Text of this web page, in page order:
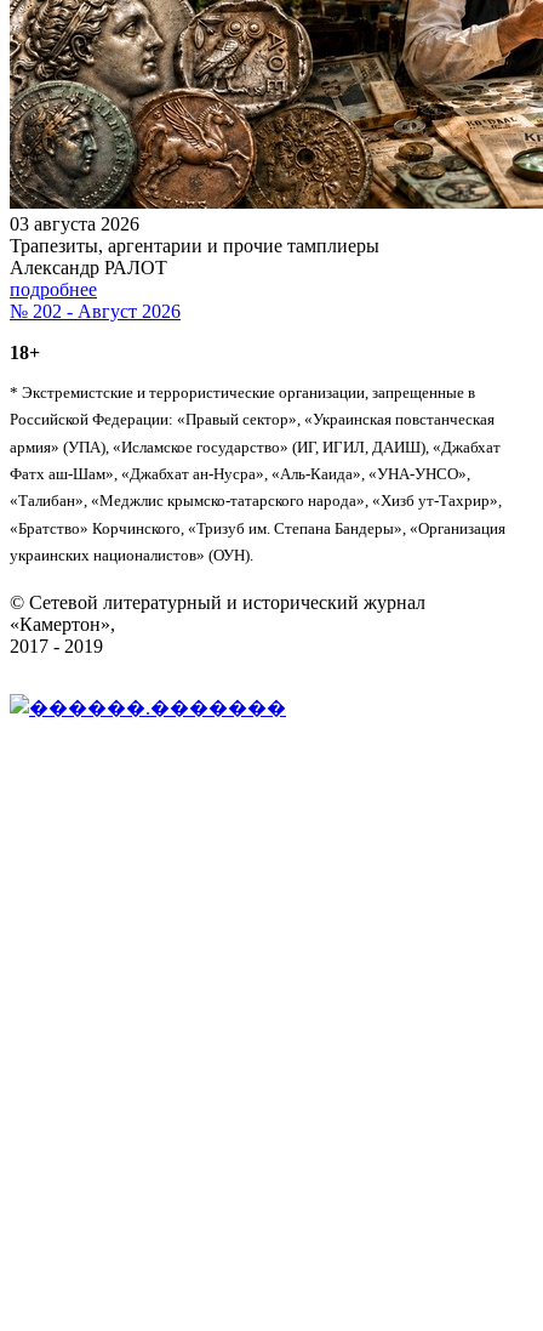
03 августа 2026
Трапезиты, аргентарии и прочие тамплиеры
Александр РАЛОТ
подробнее
№ 202 - Август 2026
18+
* Экстремистские и террористические организации, запрещенные в
Российской Федерации: «Правый сектор», «Украинская повстанческая
армия» (УПА), «Исламское государство» (ИГ, ИГИЛ, ДАИШ), «Джабхат
Фатх аш-Шам», «Джабхат ан-Нусра», «Аль-Каида», «УНА-УНСО»,
«Талибан», «Меджлис крымско-татарского народа», «Хизб ут-Тахрир»,
«Братство» Корчинского, «Тризуб им. Степана Бандеры», «Организация
украинских националистов» (ОУН).
© Сетевой литературный и исторический журнал
«Камертон»,
2017 - 2019